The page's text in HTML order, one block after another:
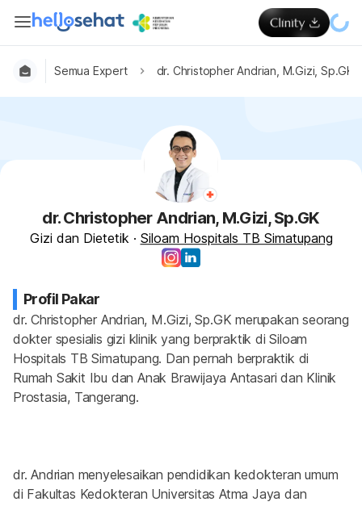
Semua Expert dr. Christopher Andrian, M.Gizi, Sp.GK
dr. Christopher Andrian, M.Gizi, Sp.GK
Gizi dan Dietetik · Siloam Hospitals TB Simatupang
Profil Pakar
dr. Christopher Andrian, M.Gizi, Sp.GK merupakan seorang
dokter spesialis gizi klinik yang berpraktik di Siloam
Hospitals TB Simatupang. Dan pernah berpraktik di
Rumah Sakit Ibu dan Anak Brawijaya Antasari dan Klinik
Prostasia, Tangerang.
dr. Andrian menyelesaikan pendidikan kedokteran umum
di Fakultas Kedokteran Universitas Atma Jaya dan